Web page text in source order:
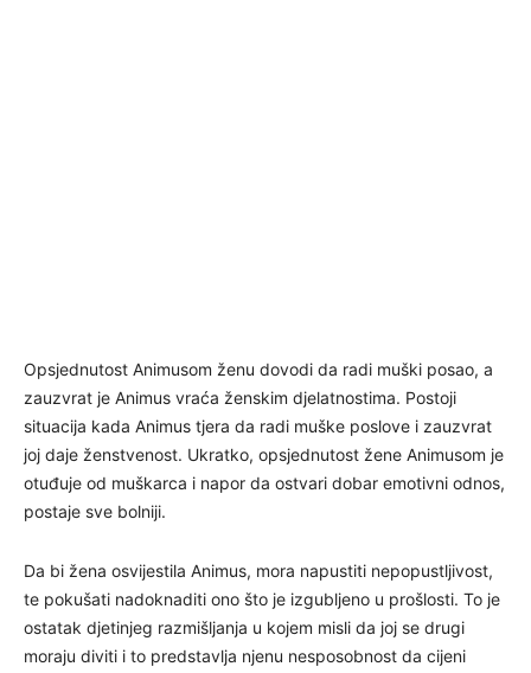
Opsjednutost Animusom ženu dovodi da radi muški posao, a
zauzvrat je Animus vraća ženskim djelatnostima. Postoji
situacija kada Animus tjera da radi muške poslove i zauzvrat
joj daje ženstvenost. Ukratko, opsjednutost žene Animusom je
otuđuje od muškarca i napor da ostvari dobar emotivni odnos,
postaje sve bolniji.
Da bi žena osvijestila Animus, mora napustiti nepopustljivost,
te pokušati nadoknaditi ono što je izgubljeno u prošlosti. To je
ostatak djetinjeg razmišljanja u kojem misli da joj se drugi
moraju diviti i to predstavlja njenu nesposobnost da cijeni